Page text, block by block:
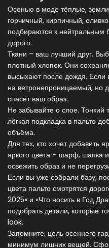
Осенью в моде тёплые,
горчичный, кирпичный,
подбираются к
дорого.
Ткани – ваш лучший друг.
плотный хлопок. Они
высыхают после дождя. Если
на ветронепроницаемый,
спасёт ваш образ.
Не забывайте о слое. Тонкий
лёгкая подкладка в пальто
объёма.
Для тех, кто хочет добавить
яркого цвета – шарф, шапка
освежить образ и не
Если вы уже собрали базу,
цвета пальто смотрятся
2025» и «Что носить в Год
подобрать детали, которые
look.
Запомните: цель осеннего
минимум лишних вещей.